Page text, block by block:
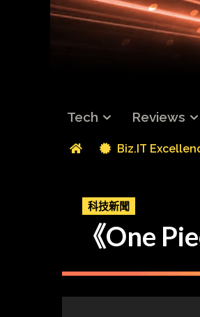
Tech Reviews
Biz.IT
科技新聞
《One